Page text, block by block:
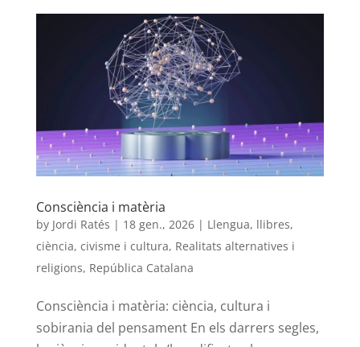
Consciència i matèria
by Jordi Ratés | 18 gen., 2026| Llengua, llibres,
ciència, civisme i cultura, Realitats alternatives i
religions, República Catalana
Consciència i matèria: ciència, cultura i
sobirania del pensament En els darrers segles,